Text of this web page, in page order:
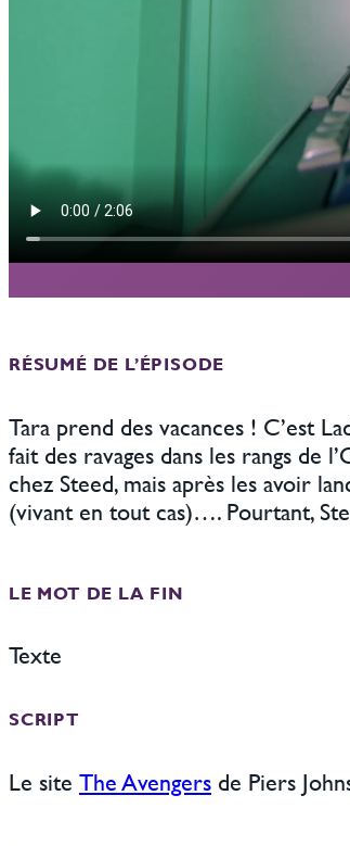
RÉSUMÉ DE L’ÉPISODE
Tara prend des vacances ! C’est
fait des ravages dans les rangs de
chez Steed, mais après les avoir
(vivant en tout cas)…. Pourtant,
LE MOT DE LA FIN
Texte
SCRIPT
Le site The Avengers de Piers